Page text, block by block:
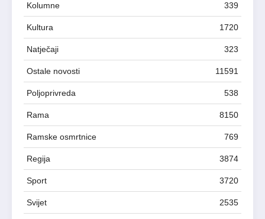
Kolumne 339
Kultura 1720
Natječaji 323
Ostale novosti 11591
Poljoprivreda 538
Rama 8150
Ramske osmrtnice 769
Regija 3874
Sport 3720
Svijet 2535